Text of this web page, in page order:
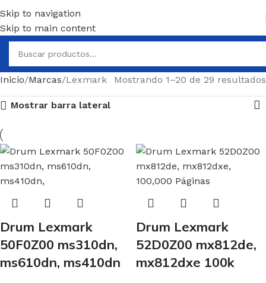
Skip to navigation
Skip to main content
Inicio Marcas Lexmark Mostrando 1–20 de 29 resultados
Mostrar barra lateral
Drum Lexmark
50F0Z00 ms310dn,
ms610dn, ms410dn
Drum Lexmark
52D0Z00 mx812de,
mx812dxe 100k